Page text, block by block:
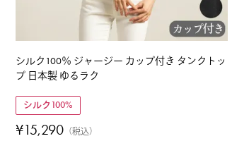
シルク100％ ジャージー カップ付き タンクトッ
プ 日本製 ゆるラク
シルク100%
¥15,290 税込